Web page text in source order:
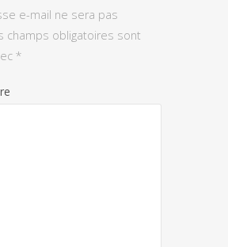
e-mail ne sera pas
champs obligatoires sont
*